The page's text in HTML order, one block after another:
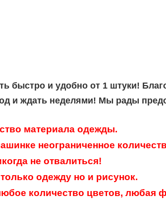
быстро и удобно от 1 штуки!
и ждать неделями! Мы рады
материала одежды.
неограниченное
не отвалиться!
одежду но и рисунок.
количество цветов, любая